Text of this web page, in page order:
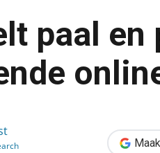
paal en